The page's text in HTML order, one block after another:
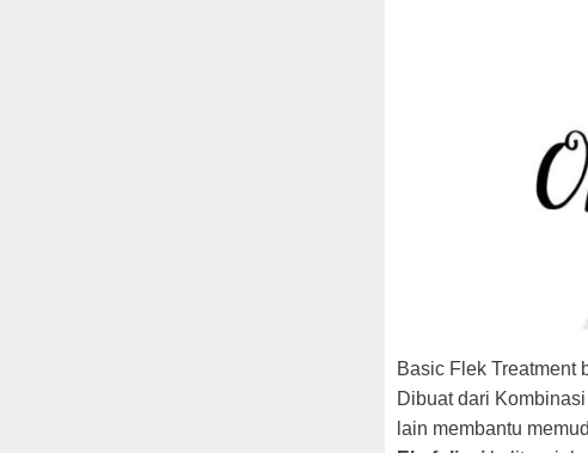
Basic Flek Treatment
Dibuat dari
lain membantu